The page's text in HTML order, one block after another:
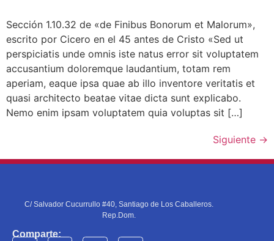
Sección 1.10.32 de «de Finibus Bonorum et Malorum»,
escrito por Cicero en el 45 antes de Cristo «Sed ut
perspiciatis unde omnis iste natus error sit voluptatem
accusantium doloremque laudantium, totam rem
aperiam, eaque ipsa quae ab illo inventore veritatis et
quasi architecto beatae vitae dicta sunt explicabo.
Nemo enim ipsam voluptatem quia voluptas sit […]
Siguiente →
C/ Salvador Cucurrullo #40, Santiago de Los Caballeros.
Rep.Dom.
Comparte: